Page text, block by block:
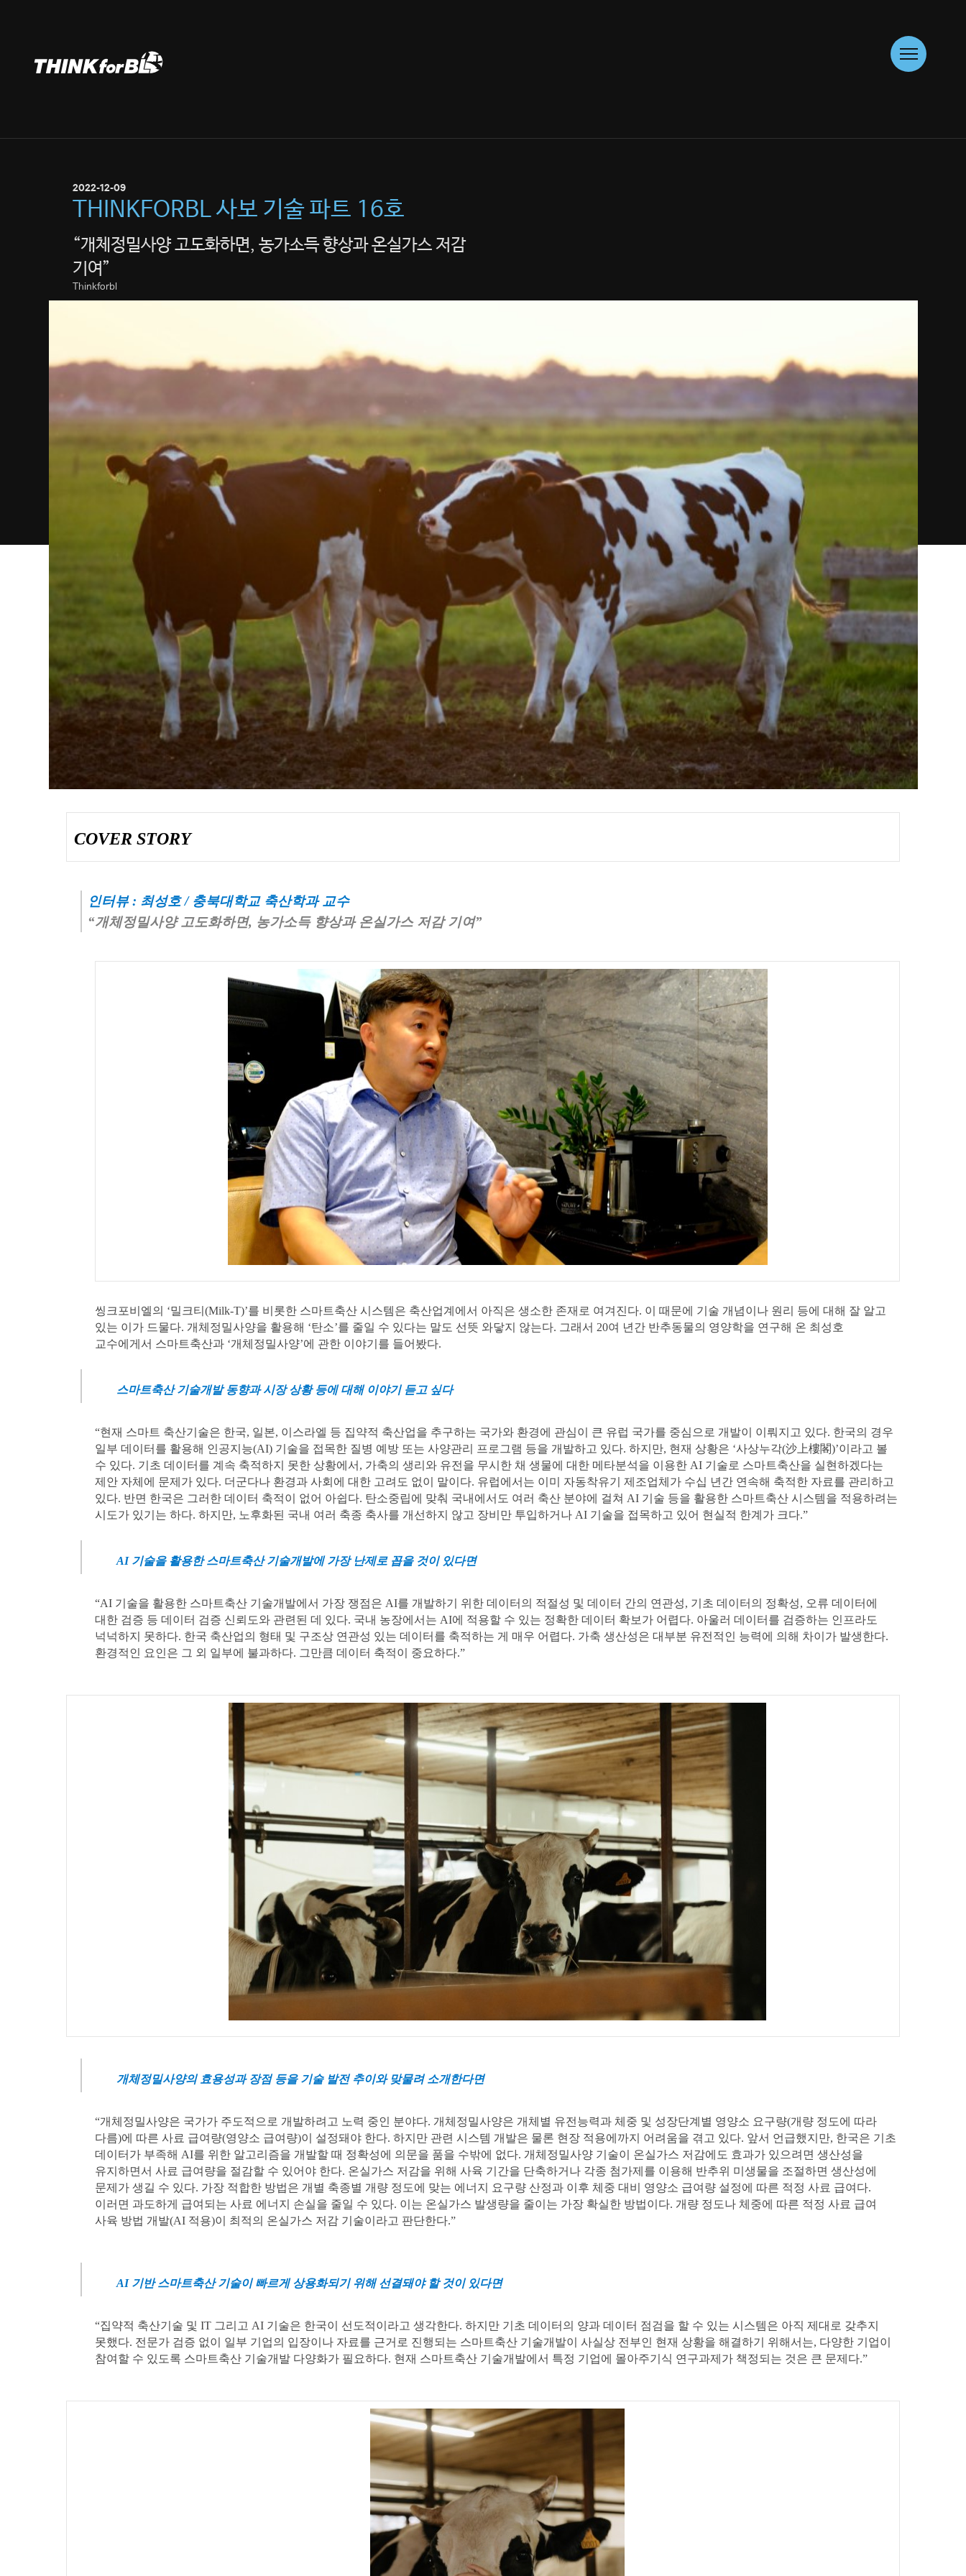
WHO WE ARE
COMPANY
02 WHAT WE DO
PROBLEM SOLVING
CONSULTING
03 WHAT WE DO
TRUSTWORTHY AI
SMART LIVESTOCK
05 BEHIND STORY
MAGAZINE
06 WHAT'S NEW
NEWS
2022-12-09
THINKFORBL 사보 기술 파트 16호
“개체정밀사양 고도화하면, 농가소득 향상과 온실가스 저감
기여”
Thinkforbl
COVER STORY
인터뷰 : 최성호 / 충북대학교 축산학과 교수
“개체정밀사양 고도화하면, 농가소득 향상과 온실가스 저감 기여”
씽크포비엘의 ‘밀크티(Milk-T)’를 비롯한 스마트축산 시스템은 축산업계에서 아직은 생소한 존재로 여겨진다. 이 때문에 기술 개념이나 원리 등에 대해 잘 알고
있는 이가 드물다. 개체정밀사양을 활용해 ‘탄소’를 줄일 수 있다는 말도 선뜻 와닿지 않는다. 그래서 20여 년간 반추동물의 영양학을 연구해 온 최성호
교수에게서 스마트축산과 ‘개체정밀사양’에 관한 이야기를 들어봤다.
스마트축산 기술개발 동향과 시장 상황 등에 대해 이야기 듣고 싶다
“현재 스마트 축산기술은 한국, 일본, 이스라엘 등 집약적 축산업을 추구하는 국가와 환경에 관심이 큰 유럽 국가를 중심으로 개발이 이뤄지고 있다. 한국의 경우
일부 데이터를 활용해 인공지능(AI) 기술을 접목한 질병 예방 또는 사양관리 프로그램 등을 개발하고 있다. 하지만, 현재 상황은 ‘사상누각(沙上樓閣)’이라고 볼
수 있다. 기초 데이터를 계속 축적하지 못한 상황에서, 가축의 생리와 유전을 무시한 채 생물에 대한 메타분석을 이용한 AI 기술로 스마트축산을 실현하겠다는
제안 자체에 문제가 있다. 더군다나 환경과 사회에 대한 고려도 없이 말이다. 유럽에서는 이미 자동착유기 제조업체가 수십 년간 연속해 축적한 자료를 관리하고
있다. 반면 한국은 그러한 데이터 축적이 없어 아쉽다. 탄소중립에 맞춰 국내에서도 여러 축산 분야에 걸쳐 AI 기술 등을 활용한 스마트축산 시스템을 적용하려는
시도가 있기는 하다. 하지만, 노후화된 국내 여러 축종 축사를 개선하지 않고 장비만 투입하거나 AI 기술을 접목하고 있어 현실적 한계가 크다.”
AI 기술을 활용한 스마트축산 기술개발에 가장 난제로 꼽을 것이 있다면
“AI 기술을 활용한 스마트축산 기술개발에서 가장 쟁점은 AI를 개발하기 위한 데이터의 적절성 및 데이터 간의 연관성, 기초 데이터의 정확성, 오류 데이터에
대한 검증 등 데이터 검증 신뢰도와 관련된 데 있다. 국내 농장에서는 AI에 적용할 수 있는 정확한 데이터 확보가 어렵다. 아울러 데이터를 검증하는 인프라도
넉넉하지 못하다. 한국 축산업의 형태 및 구조상 연관성 있는 데이터를 축적하는 게 매우 어렵다. 가축 생산성은 대부분 유전적인 능력에 의해 차이가 발생한다.
환경적인 요인은 그 외 일부에 불과하다. 그만큼 데이터 축적이 중요하다.”
개체정밀사양의 효용성과 장점 등을 기술 발전 추이와 맞물려 소개한다면
“개체정밀사양은 국가가 주도적으로 개발하려고 노력 중인 분야다. 개체정밀사양은 개체별 유전능력과 체중 및 성장단계별 영양소 요구량(개량 정도에 따라
다름)에 따른 사료 급여량(영양소 급여량)이 설정돼야 한다. 하지만 관련 시스템 개발은 물론 현장 적용에까지 어려움을 겪고 있다. 앞서 언급했지만, 한국은 기초
데이터가 부족해 AI를 위한 알고리즘을 개발할 때 정확성에 의문을 품을 수밖에 없다. 개체정밀사양 기술이 온실가스 저감에도 효과가 있으려면 생산성을
유지하면서 사료 급여량을 절감할 수 있어야 한다. 온실가스 저감을 위해 사육 기간을 단축하거나 각종 첨가제를 이용해 반추위 미생물을 조절하면 생산성에
문제가 생길 수 있다. 가장 적합한 방법은 개별 축종별 개량 정도에 맞는 에너지 요구량 산정과 이후 체중 대비 영양소 급여량 설정에 따른 적정 사료 급여다.
이러면 과도하게 급여되는 사료 에너지 손실을 줄일 수 있다. 이는 온실가스 발생량을 줄이는 가장 확실한 방법이다. 개량 정도나 체중에 따른 적정 사료 급여
사육 방법 개발(AI 적용)이 최적의 온실가스 저감 기술이라고 판단한다.”
AI 기반 스마트축산 기술이 빠르게 상용화되기 위해 선결돼야 할 것이 있다면
“집약적 축산기술 및 IT 그리고 AI 기술은 한국이 선도적이라고 생각한다. 하지만 기초 데이터의 양과 데이터 점검을 할 수 있는 시스템은 아직 제대로 갖추지
못했다. 전문가 검증 없이 일부 기업의 입장이나 자료를 근거로 진행되는 스마트축산 기술개발이 사실상 전부인 현재 상황을 해결하기 위해서는, 다양한 기업이
참여할 수 있도록 스마트축산 기술개발 다양화가 필요하다. 현재 스마트축산 기술개발에서 특정 기업에 몰아주기식 연구과제가 책정되는 것은 큰 문제다.”